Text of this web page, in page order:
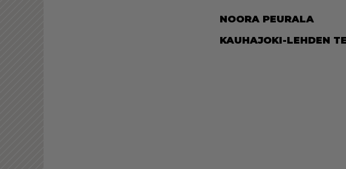
NOO­RA PEU­RA­LA
KAU­HA­JO­KI-LEH­DEN